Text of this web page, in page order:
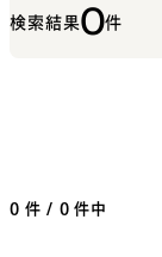
検索結果0件
0 件 / 0 件中